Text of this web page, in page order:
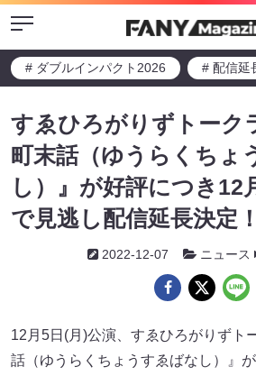
Menu
# ダブルインパクト2026 # 配信延
すゑひろがりずトーク
町末話（ゆうらくちょ
し）』が好評につき12
で見逃し配信延長決定！
2022-12-07 ニュース
12月5日(月)公演、すゑひろがりずト
話（ゆうらくちょうすゑばなし）』